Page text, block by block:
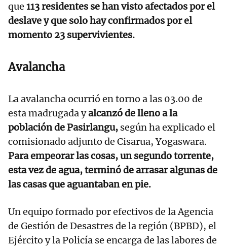
que 113 residentes se han visto afectados por el
deslave y que solo hay confirmados por el
momento 23 supervivientes.
Avalancha
La avalancha ocurrió en torno a las 03.00 de
esta madrugada yalcanzó de lleno a la
población de Pasirlangu, según ha explicado el
comisionado adjunto de Cisarua, Yogaswara.
Para empeorar las cosas, un segundo torrente,
esta vez de agua, terminó de arrasar algunas de
las casas que aguantaban en pie.
Un equipo formado por efectivos de la Agencia
de Gestión de Desastres de la región (BPBD), el
Ejército y la Policía se encarga de las labores de